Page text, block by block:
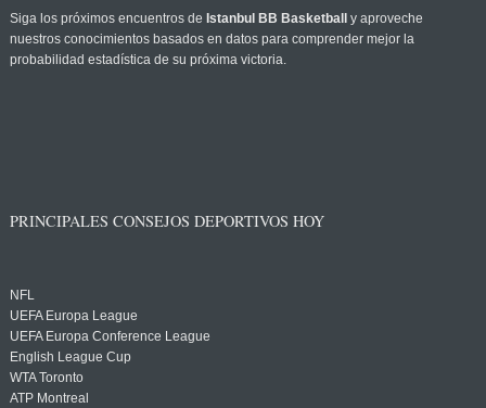
Siga los próximos encuentros de Istanbul BB Basketball
y aproveche
nuestros conocimientos basados en datos para comprender mejor la
probabilidad estadística de su próxima victoria.
PRINCIPALES CONSEJOS DEPORTIVOS HOY
NFL
UEFA Europa League
UEFA Europa Conference League
English League Cup
WTA Toronto
ATP Montreal